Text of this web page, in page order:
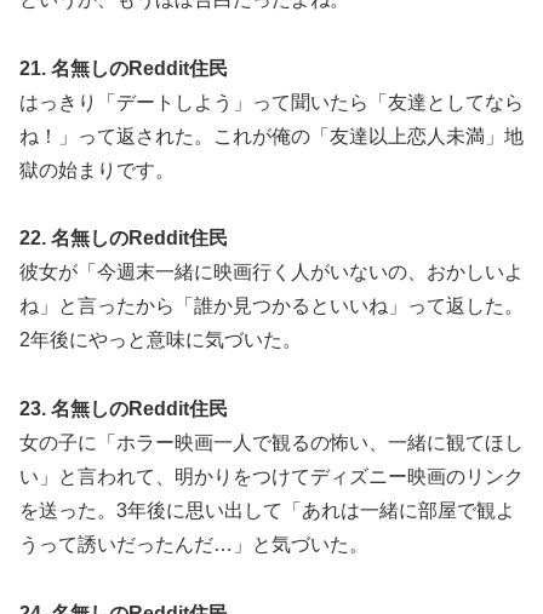
21. 名無しのReddit住民
はっきり「デートしよう」って聞いたら「友達としてなら
ね！」って返された。これが俺の「友達以上恋人未満」地
獄の始まりです。
22. 名無しのReddit住民
彼女が「今週末一緒に映画行く人がいないの、おかしいよ
ね」と言ったから「誰か見つかるといいね」って返した。
2年後にやっと意味に気づいた。
23. 名無しのReddit住民
女の子に「ホラー映画一人で観るの怖い、一緒に観てほし
い」と言われて、明かりをつけてディズニー映画のリンク
を送った。3年後に思い出して「あれは一緒に部屋で観よ
うって誘いだったんだ…」と気づいた。